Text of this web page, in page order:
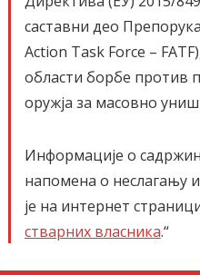
саставни део
Action Task Force –
области борбе
оружја за масовно
Информације о
напомена о неслагању
је на интернет
стварних власника.“